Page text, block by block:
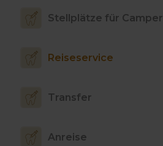
Stellplätze für Camper
Reiseservice
Transfer
Anreise